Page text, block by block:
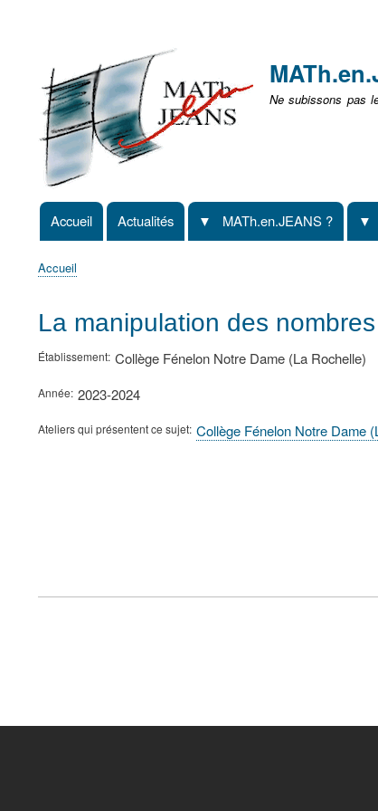
non
identifié
Ne subissons pas
Navigation
principale
Accueil Actualités MATh.en.JEANS ?
d'Ariane
Accueil
La manipulation des
Établissement Collège Fénelon Notre Dame (La Rochelle)
Année 2023-2024
Ateliers qui présentent ce sujet Collège Fénelon Notre Dame
FOOTER